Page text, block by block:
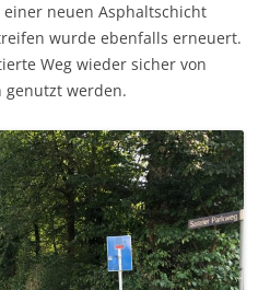
neuen Asphaltschicht
wurde ebenfalls erneuert.
Weg wieder sicher von
genutzt werden.